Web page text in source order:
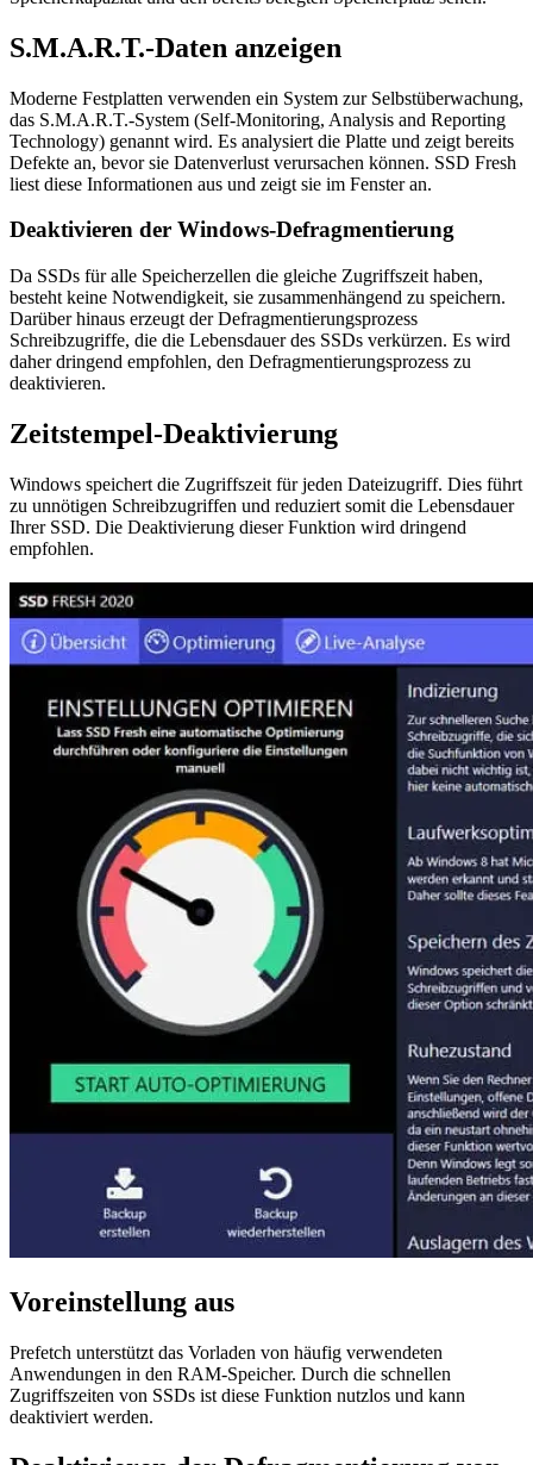
S.M.A.R.T.-Daten anzeigen
Moderne Festplatten verwenden ein System zur Selbstüberwachung,
das S.M.A.R.T.-System (Self-Monitoring, Analysis and Reporting
Technology) genannt wird. Es analysiert die Platte und zeigt bereits
Defekte an, bevor sie Datenverlust verursachen können. SSD Fresh
liest diese Informationen aus und zeigt sie im Fenster an.
Deaktivieren der Windows-Defragmentierung
Da SSDs für alle Speicherzellen die gleiche Zugriffszeit haben,
besteht keine Notwendigkeit, sie zusammenhängend zu speichern.
Darüber hinaus erzeugt der Defragmentierungsprozess
Schreibzugriffe, die die Lebensdauer des SSDs verkürzen. Es wird
daher dringend empfohlen, den Defragmentierungsprozess zu
deaktivieren.
Zeitstempel-Deaktivierung
Windows speichert die Zugriffszeit für jeden Dateizugriff. Dies führt
zu unnötigen Schreibzugriffen und reduziert somit die Lebensdauer
Ihrer SSD. Die Deaktivierung dieser Funktion wird dringend
empfohlen.
Voreinstellung aus
Prefetch unterstützt das Vorladen von häufig verwendeten
Anwendungen in den RAM-Speicher. Durch die schnellen
Zugriffszeiten von SSDs ist diese Funktion nutzlos und kann
deaktiviert werden.